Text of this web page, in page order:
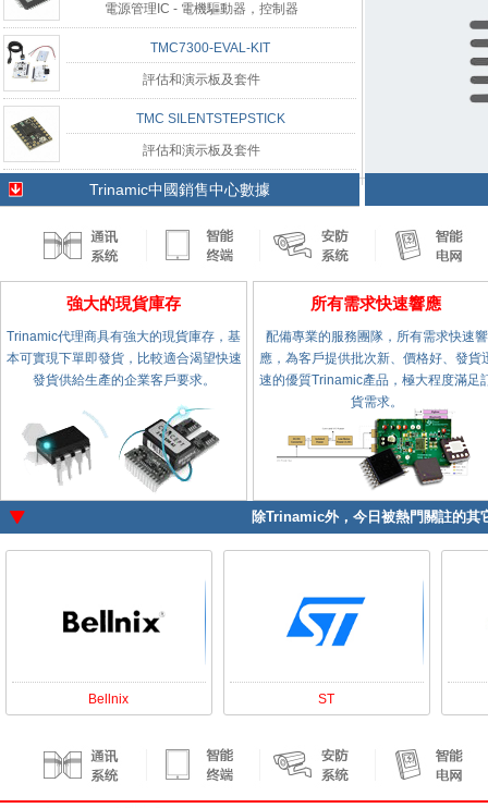
電源管理IC - 電機驅動器，控制器
TMC7300-EVAL-KIT
評估和演示板及套件
TMC SILENTSTEPSTICK
評估和演示板及套件
Trinamic中國銷售中心數據
強大的現貨庫存
Trinamic代理商具有強大的現貨庫存，基
本可實現下單即發貨，比較適合渴望快速
發貨供給生產的企業客戶要求。
所有需求快速響應
配備專業的服務團隊，所有需求快速響
應，為客戶提供批次新、價格好、發貨
速的優質Trinamic產品，極大程度滿足
貨需求。
除Trinamic外，今日被熱門關註的其
Bellnix ST